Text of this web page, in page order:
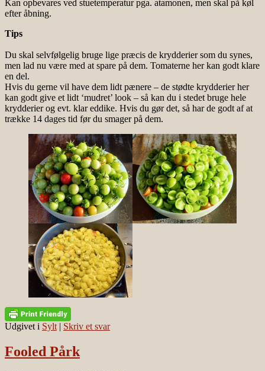
Kan opbevares ved stuetemperatur pga. atamonen, men skal på køl
efter åbning.
Tips
Du skal selvfølgelig bruge lige præcis de krydderier som du synes,
men lad nu være med at spare på dem. Tomaterne her kan godt klare
en del.
Hvis du gerne vil have dem lidt pænere – de stødte krydderier her
kan godt give et lidt ‘mudret’ look – så kan du i stedet bruge hele
krydderier og evt. klar eddike. Hvis du gør det, så har de godt af at
trække 14 dages tid før du smager på dem.
Udgivet i Sylt | Skriv et svar
Fooled Pårk